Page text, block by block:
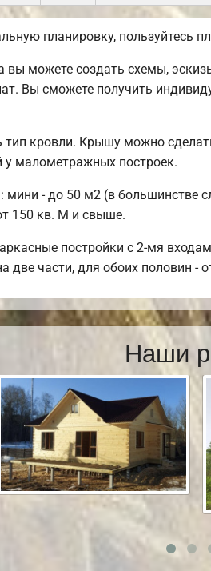
планировку, пользуйтесь
можете создать схемы,
Вы сможете получить
кровли. Крышу можно
у малометражных построек.
- до 50 м2 (в большинстве
150 кв. М и свыше.
постройки с 2-мя
две части, для обоих половин -
Наши